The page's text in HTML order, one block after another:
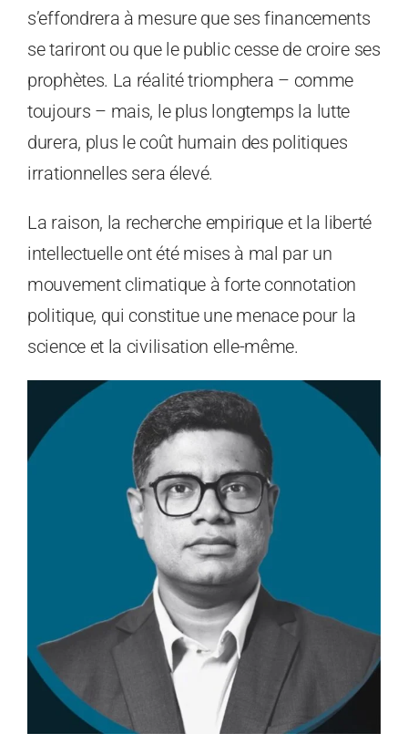
s’effondrera à mesure que ses financements
se tariront ou que le public cesse de croire ses
prophètes. La réalité triomphera – comme
toujours – mais, le plus longtemps la lutte
durera, plus le coût humain des politiques
irrationnelles sera élevé.
La raison, la recherche empirique et la liberté
intellectuelle ont été mises à mal par un
mouvement climatique à forte connotation
politique, qui constitue une menace pour la
science et la civilisation elle-même.